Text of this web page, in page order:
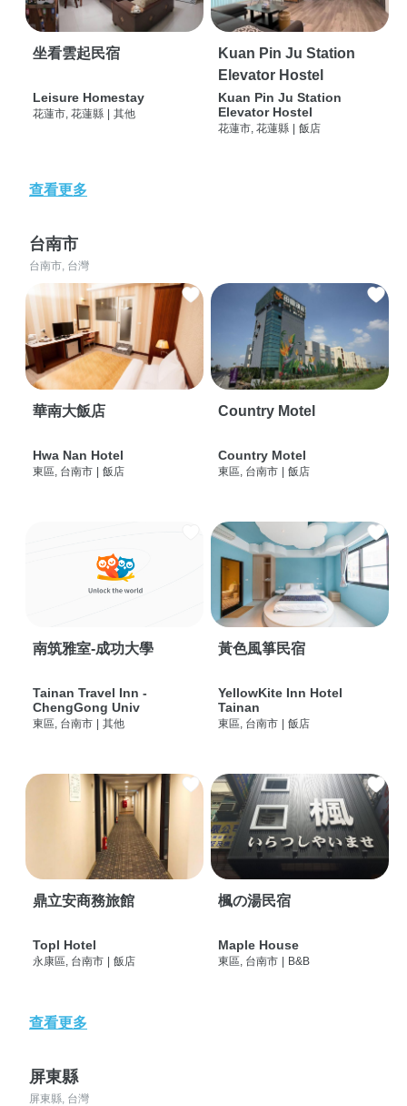
坐看雲起民宿
Leisure Homestay
花蓮市, 花蓮縣 其他
Kuan Pin Ju Station
Elevator Hostel
Kuan Pin Ju Station
Elevator Hostel
花蓮市, 花蓮縣 飯店
查看更多
台南市
台南市, 台灣
華南大飯店
Hwa Nan Hotel
東區, 台南市 | 飯店
Country Motel
Country Motel
東區, 台南市 | 飯店
南筑雅室-成功大學
Tainan Travel Inn -
ChengGong Univ
東區, 台南市 | 其他
黃色風箏民宿
YellowKite Inn Hotel
Tainan
東區, 台南市 | 飯店
鼎立安商務旅館
Topl Hotel
永康區, 台南市 | 飯店
楓の湯民宿
Maple House
東區, 台南市 | B&B
查看更多
屏東縣
屏東縣, 台灣